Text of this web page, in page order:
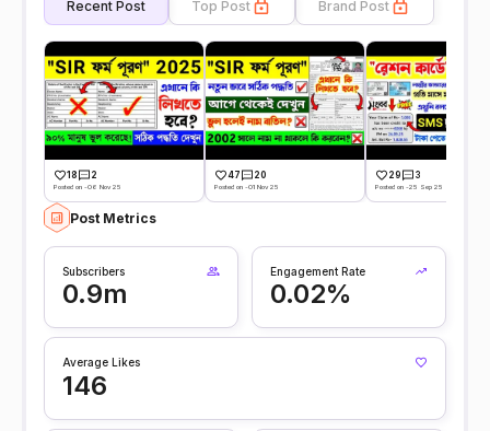
Recent Post Top Post Brand Post
18 2
Posted on -06 Nov 25
47 20
Posted on -01 Nov 25
29 3
Posted on -25 Sep 25
Post Metrics
Subscribers
0.9m
Engagement Rate
0.02%
Average Likes
146